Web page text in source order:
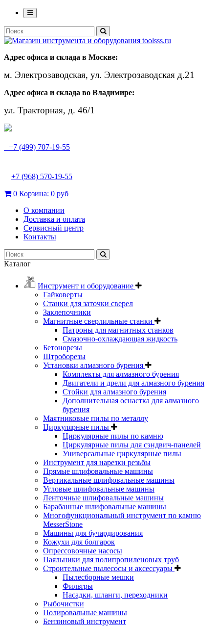
Адрес офиса и склада в Москве:
м. Электрозаводская, ул. Электрозаводская д.21
Адрес офиса и склада во Владимире:
ул. Тракторная, д. 46/1
+7 (499) 707-19-55
+7 (968) 570-19-55
0 Корзина: 0 руб
О компании
Доставка и оплата
Сервисный центр
Контакты
Каталог
Инструмент и оборудование
Гайковерты
Станки для заточки сверел
Заклепочники
Магнитные сверлильные станки
Патроны для магнитных станков
Смазочно-охлаждающая жидкость
Бетонорезы
Штроборезы
Установки алмазного бурения
Комплекты для алмазного бурения
Двигатели и дрели для алмазного бурения
Стойки для алмазного бурения
Дополнительная оснастка для алмазного
бурения
Маятниковые пилы по металлу
Циркулярные пилы
Циркулярные пилы по камню
Циркулярные пилы для сэндвич-панелей
Универсальные циркулярные пилы
Инструмент для нарезки резьбы
Прямые шлифовальные машины
Вертикальные шлифовальные машины
Угловые шлифовальные машины
Ленточные шлифовальные машины
Барабанные шлифовальные машины
Многофункциональный инструмент по камню
MesserStone
Машины для бучардирования
Кожухи для болгарок
Опрессовочные насосы
Паяльники для полипропиленовых труб
Строительные пылесосы и аксессуары
Пылесборные мешки
Фильтры
Насадки, шланги, переходники
Рыбочистки
Полировальные машины
Бензиновый инструмент